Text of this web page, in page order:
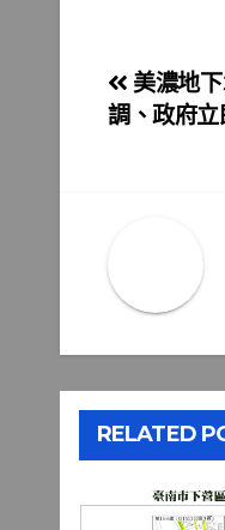
文
章
美濃地
調、政府
RELATED